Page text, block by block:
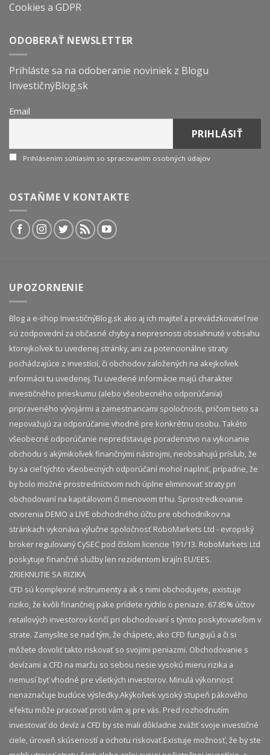
Cookies a GDPR
ODOBERAŤ NEWSLETTER
Prihláste sa na odoberanie noviniek z Blogu
InvestičnýBlog.sk
Email
Prihlásením súhlasím so spracovaním osobných údajov
OSTAŇME V KONTAKTE
UPOZORNENIE
Blog a e-shop InvestičnýBlog.sk ako aj ich majiteľ a prevádzkovateľ nie
sú zodpovední za občasné chyby a nepresnosti obsiahnuté v obsahu
ktorejkoľvek tu uvedenej stránky, ani za potencionálne straty
pochádzajúce z investícií, či obchodov založených na akejkoľvek
informácii tu uvedenej. Tu uvedené informácie majú charakter
investičného prieskumu (alebo všeobecného odporúčania)
pripraveného vývojármi a zamestnancami spoločnosti, pričom tieto sa
nepovažujú za odporúčanie vhodné pre konkrétnu osobu. Takéto
všeobecné odporúčanie nepredstavuje poradenstvo na vykonanie
obchodu s akýmikoľvek finančnými nástrojmi, neobsahujú prísľub, že
by sa cieľ týchto všeobecných odporúčaní mohol naplniť, prípadne, že
by bolo možné prostredníctvom nich úplne eliminovať straty pri
obchodovaní na kapitálovom či menovom trhu. Sprostredkovanie
otvorenia DEMO a LIVE obchodného účtu pre obchodníkov na
stránkach vykonáva výlučne spoločnosť RoboMarkets Ltd - evropský
broker regulovaný CySEC pod číslom licencie 191/13. RoboMarkets Ltd
poskytuje finančné služby len rezidentom krajín EU/EES.
ZRIEKNUTIE SA RIZIKA
CFD sú komplexné inštrumenty a ak s nimi obchodujete, existuje
riziko, že kvôli finančnej páke prídete rychlo o peniaze. 67.85% účtov
retailových investorov končí pri obchodovaní s týmto poskytovateľom v
strate. Zamyslite se nad tým, že chápete, ako CFD fungujú a či si
môžete dovoliť takto riskovať so svojimi peniazmi. Obchodovanie s
devízami a CFD na maržu so sebou nesie vysokú mieru rizika a
nemusí byť vhodné pre všetkých investorov. Minulá výkonnosť
nenaznačuje budúce výsledky.​ Akýkoľvek vysoký stupeň pákového
efektu môže pracovať proti vám aj pre vás. Pred rozhodnutím
investovať do devíz a CFD by ste mali dôkladne zvážiť svoje investičné
ciele, úroveň skúseností a ochotu riskovať.​ Existuje možnosť, že by ste